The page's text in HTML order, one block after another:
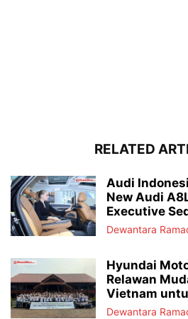
RELATED
Audi
New Audi
Executive
Dewantara
Hyundai
Relawan
Vietnam
Dewantara